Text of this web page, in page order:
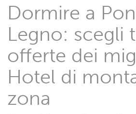
Dormire a
Legno: scegli
offerte dei
Hotel di
zona